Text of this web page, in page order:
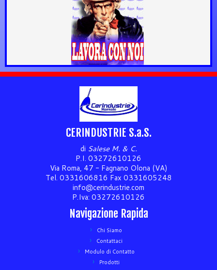
CERINDUSTRIE S.a.S.
di Salese M. & C.
P.I. 03272610126
Via Roma, 47 - Fagnano Olona (VA)
Tel. 0331606816 Fax 0331605248
info@cerindustrie.com
P.Iva: 03272610126
Navigazione Rapida
Chi Siamo
Contattaci
Modulo di Contatto
Prodotti